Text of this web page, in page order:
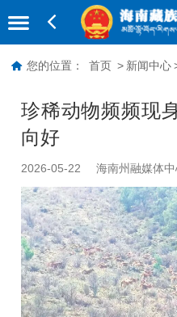
您的位置： 首页 > 新闻中心
珍稀动物频频现
向好
2026-05-22 海南州融媒体